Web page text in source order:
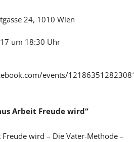
24, 1010 Wien
um 18:30 Uhr
events/
Arbeit Freude wird“
Freude wird – Die Vater-Methode –